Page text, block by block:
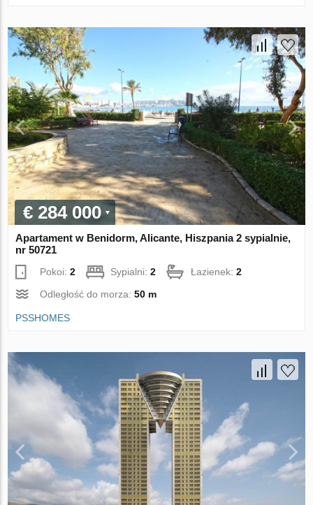
€ 284 000
Apartament w Benidorm, Alicante, Hiszpania 2 sypialnie,
nr 50721
Pokoi:2 Sypialni:2 Łazienek:2
Odległość do morza:50 m
PSSHOMES